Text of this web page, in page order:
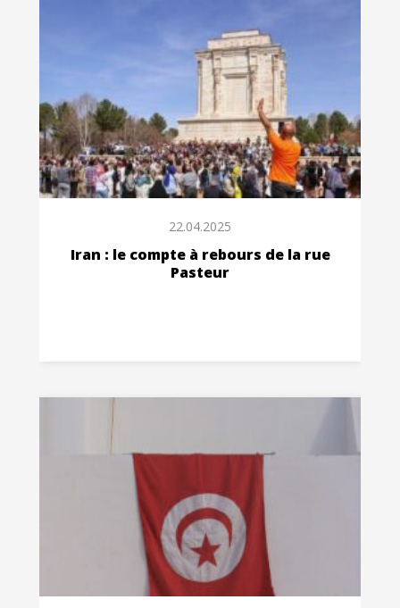
22.04.2025
Iran : le compte à rebours de la rue
Pasteur